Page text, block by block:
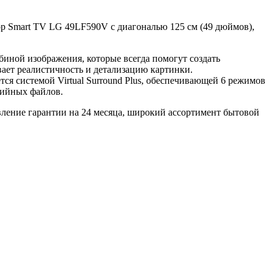
Smart TV LG 49LF590V с диагональю 125 см (49 дюймов),
изображения, которые всегда помогут создать
реалистичность и детализацию картинки.
системой Virtual Surround Plus, обеспечивающей 6 режимов
файлов.
гарантии на 24 месяца, широкий ассортимент бытовой